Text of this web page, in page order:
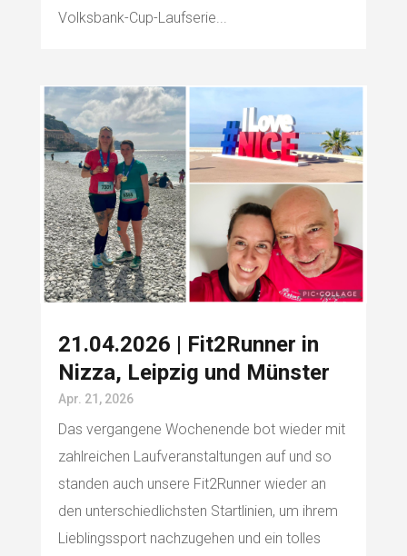
Volksbank-Cup-Laufserie...
21.04.2026 | Fit2Runner in
Nizza, Leipzig und Münster
Apr. 21, 2026
Das vergangene Wochenende bot wieder mit
zahlreichen Laufveranstaltungen auf und so
standen auch unsere Fit2Runner wieder an
den unterschiedlichsten Startlinien, um ihrem
Lieblingssport nachzugehen und ein tolles